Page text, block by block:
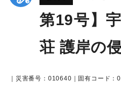
第19号】
荘 護岸の
｜災害番号：010640｜固有コード：